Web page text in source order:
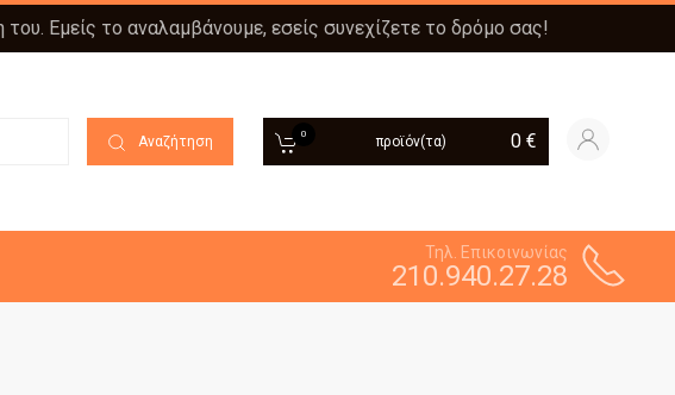
Εμείς το αναλαμβάνουμε, εσείς συνεχίζετε το δρόμο σας!
Αναζήτηση 0 προϊόν(τα) 0 €
Τηλ. Επικοινωνίας
210.940.27.28